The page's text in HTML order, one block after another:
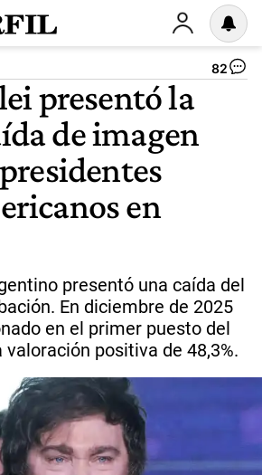
82
presentó la
de imagen
en
presentó una caída del
En diciembre de 2025
en el primer puesto del
valoración positiva de 48,3%.